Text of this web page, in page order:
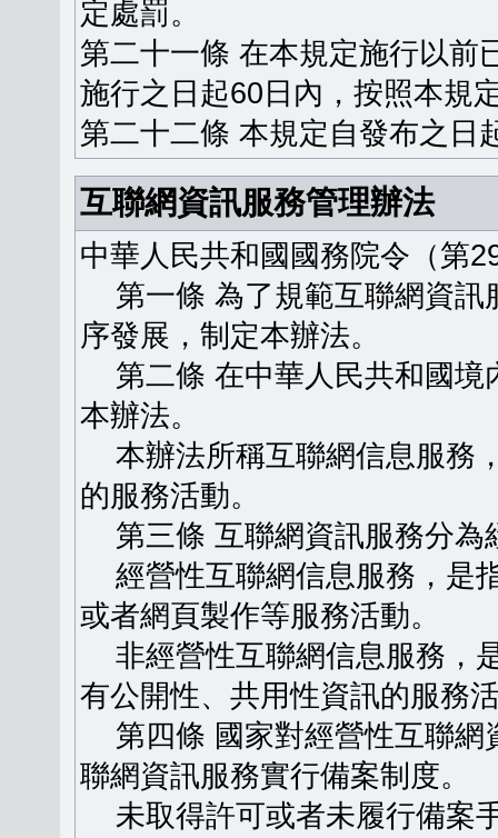
定處罰。
第二十一條 在本規定施行以前
施行之日起60日內，按照本規
第二十二條 本規定自發布之日
互聯網資訊服務管理辦法
中華人民共和國國務院令（第
第一條 為了規範互聯網資訊
序發展，制定本辦法。
第二條 在中華人民共和國境
本辦法。
本辦法所稱互聯網信息服務
的服務活動。
第三條 互聯網資訊服務分為
經營性互聯網信息服務，是
或者網頁製作等服務活動。
非經營性互聯網信息服務，
有公開性、共用性資訊的服務
第四條 國家對經營性互聯網
聯網資訊服務實行備案制度。
未取得許可或者未履行備案